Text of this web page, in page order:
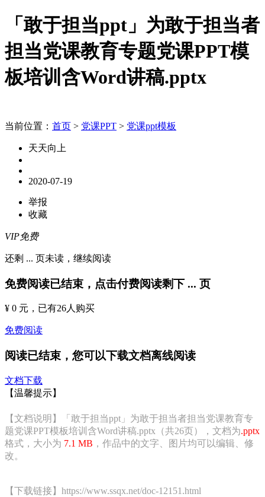
「敢于担当ppt」为敢于担当者
担当党课教育专题党课PPT模
板培训含Word讲稿.pptx
当前位置： 首页 > 党课PPT > 党课ppt模板
天天向上
2020-07-19
举报
收藏
VIP免费
还剩 ... 页未读， 继续阅读
免费阅读已结束，点击付费阅读剩下 ... 页
¥ 0 元 ，已有26人购买
免费阅读
阅读已结束，您可以下载文档离线阅读
文档下载
【温馨提示】
【文档说明】「敢于担当ppt」为敢于担当者担当党课教育专
题党课PPT模板培训含Word讲稿.pptx（共26页），文档为.pptx
格式，大小为 7.1 MB ，作品中的文字、图片均可以编辑、修
改。
【下载链接】https://www.ssqx.net/doc-12151.html